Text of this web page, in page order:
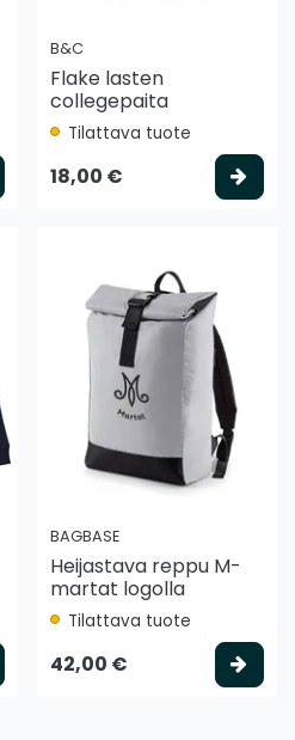
Valitse vaihtoehto
B&C
Flake lasten
collegepaita
Tilattava tuote
18,00 €
Valitse vaihtoehto
BAGBASE
Heijastava reppu M-
martat logolla
Tilattava tuote
42,00 €